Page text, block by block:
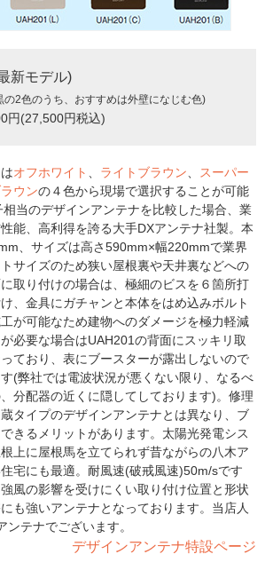
新モデル)
の2色のうち、おすすめは外壁になじむ色)
(27,500円税込)
オフホワイト ライトブラウン
スーパー
ウンの４色から現場で選択することが可能
当のデザインアンテナを比較した場合、業
能、高利得を誇る大手DXアンテナ社製。本
、サイズは高さ590mm×幅220mmで業界
サイズのため狭い屋根裏や天井裏などへの
取り付けの場合は、極細のビスを６箇所打
、金具にガチャンと本体をはめ込みボルト
が可能なため建物へのダメージを極力軽減
必要な場合はUAH201の背面にスッキリ取
ており、表にブースターが露出しないので
(弊社では電波状況が悪くない限り、なるべ
分配器の近くに隠してしております)。修理
タイプのデザインアンテナとは異なり、ブ
きるメリットがあります。太陽光発電シス
上に屋根馬を立てられず昔ながらの八木ア
宅にも最適。耐風速(破戒風速)50m/sです
風の影響を受けにくい取り付け位置と形状
も強いアンテナとなっております。当店人
テナでございます。
デザインアンテナ特設ページ